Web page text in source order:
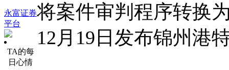
永富证券
平台
TA的每
日心情
将案件审判程序转换
12月19日发布锦州港